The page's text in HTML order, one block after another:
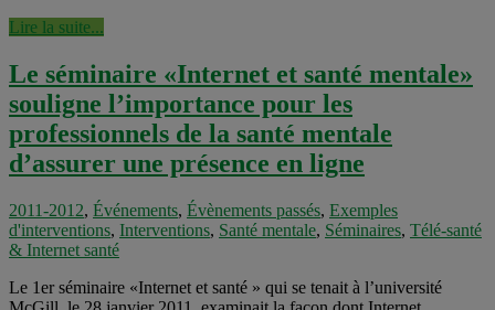
Lire la suite...
Le séminaire «Internet et santé mentale»
souligne l’importance pour les
professionnels de la santé mentale
d’assurer une présence en ligne
2011-2012, Événements, Évènements passés, Exemples
d'interventions, Interventions, Santé mentale, Séminaires, Télé-santé
& Internet santé
Le 1er séminaire «Internet et santé » qui se tenait à l’université